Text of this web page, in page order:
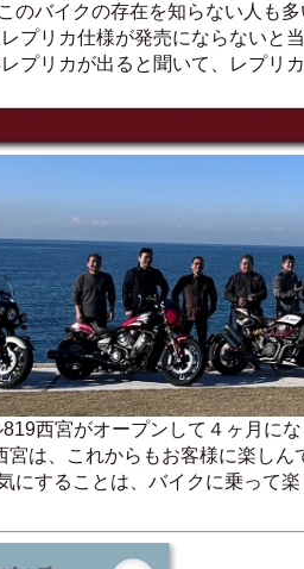
のバイクの存在を知らない人も
プリカ仕様が発売にならないと
プリカが出ると聞いて、レプリ
西宮がオープンして４ヶ月に
宮は、これからもお客様に楽し
にすることは、バイクに乗って